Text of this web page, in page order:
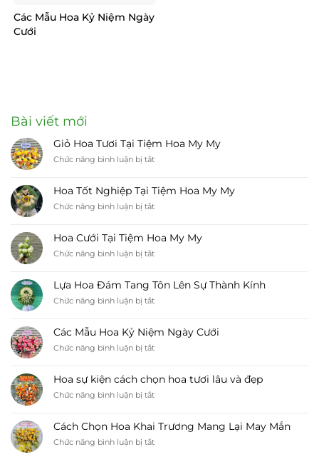
Các Mẫu Hoa Kỷ Niệm Ngày
Cưới
Bài viết mới
Giỏ Hoa Tươi Tại Tiệm Hoa My My
Chức năng bình luận bị tắtở
Tươi
Tại
My
My
Hoa Tốt Nghiệp Tại Tiệm Hoa My My
Chức năng bình luận bị tắtở
Nghiệp
Tại
My
My
Hoa Cưới Tại Tiệm Hoa My My
Chức năng bình luận bị tắtở
Tại
Tiệm
My
Lựa Hoa Đám Tang Tôn Lên Sự Thành Kính
Chức năng bình luận bị tắtở
Đám
Tang
Sự
Thành
Các Mẫu Hoa Kỷ Niệm Ngày Cưới
Chức năng bình luận bị tắtở
Hoa
Kỷ
Cưới
Hoa sự kiện cách chọn hoa tươi lâu và đẹp
Chức năng bình luận bị tắtở
kiện
cách
Cách Chọn Hoa Khai Trương Mang Lại May Mắn
Chức năng bình luận bị tắtở